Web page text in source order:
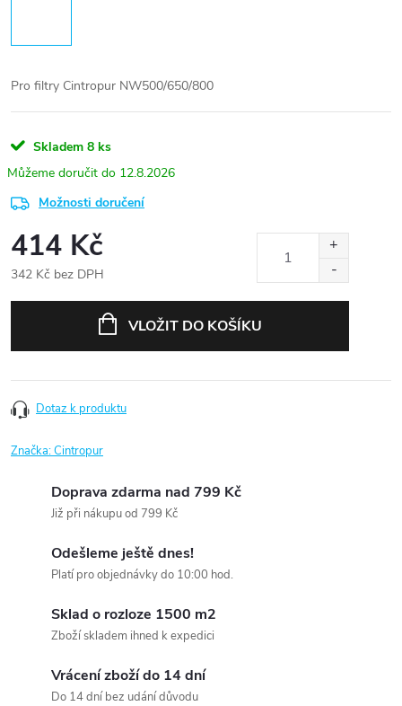
Pro filtry Cintropur NW500/650/800
Skladem 8 ks
12.8.2026
Možnosti doručení
414 Kč
342 Kč bez DPH
VLOŽIT DO KOŠÍKU
Dotaz k produktu
Značka:Cintropur
Doprava zdarma nad 799 Kč
Již při nákupu od 799 Kč
Odešleme ještě dnes!
Platí pro objednávky do 10:00 hod.
Sklad o rozloze 1500 m2
Zboží skladem ihned k expedici
Vrácení zboží do 14 dní
Do 14 dní bez udání důvodu